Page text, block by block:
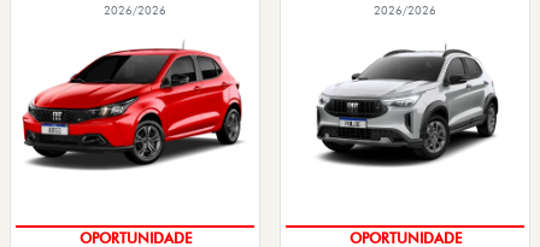
2026/2026
SUPER DESCONTO
2026/2026
SUPER DESCONTO